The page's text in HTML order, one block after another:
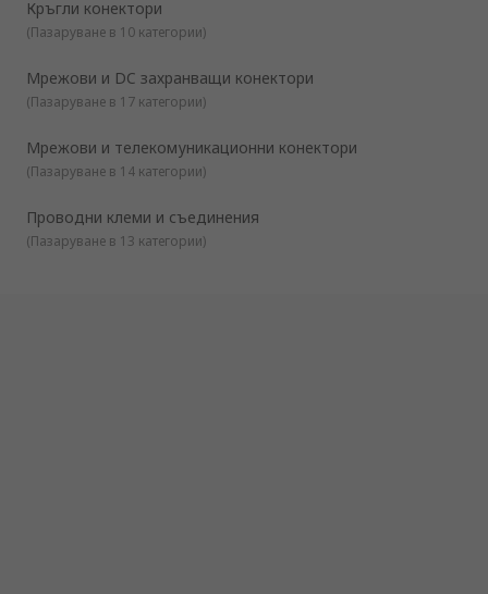
Кръгли конектори
Основни и IEC конектори
USB, D-Sub и изчислителни конектори
Клемни блокове и терминали за DIN шина
Кръгли конектори
(Пазаруване в 10 категории)
Мрежови и DC захранващи конектори
(Пазаруване в 17 категории)
Мрежови и телекомуникационни конектори
(Пазаруване в 14 категории)
Проводни клеми и съединения
(Пазаруване в 13 категории)